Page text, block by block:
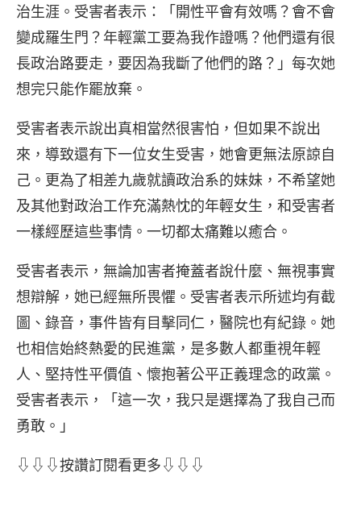
治生涯。受害者表示：「開性平會有效嗎？會不會
變成羅生門？年輕黨工要為我作證嗎？他們還有很
長政治路要走，要因為我斷了他們的路？」每次她
想完只能作罷放棄。
受害者表示說出真相當然很害怕，但如果不說出
來，導致還有下一位女生受害，她會更無法原諒自
己。更為了相差九歲就讀政治系的妹妹，不希望她
及其他對政治工作充滿熱忱的年輕女生，和受害者
一樣經歷這些事情。一切都太痛難以癒合。
受害者表示，無論加害者掩蓋者說什麼、無視事實
想辯解，她已經無所畏懼。受害者表示所述均有截
圖、錄音，事件皆有目擊同仁，醫院也有紀錄。她
也相信始終熱愛的民進黨，是多數人都重視年輕
人、堅持性平價值、懷抱著公平正義理念的政黨。
受害者表示，「這一次，我只是選擇為了我自己而
勇敢。」
⇩⇩⇩按讚訂閱看更多⇩⇩⇩